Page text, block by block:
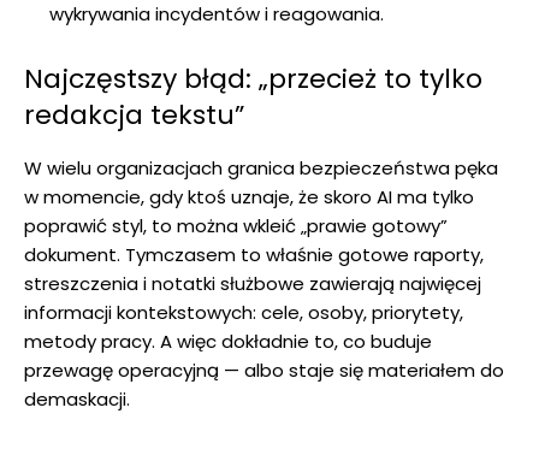
wykrywania incydentów i reagowania.
Najczęstszy błąd: „przecież to tylko
redakcja tekstu”
W wielu organizacjach granica bezpieczeństwa pęka
w momencie, gdy ktoś uznaje, że skoro AI ma tylko
poprawić styl, to można wkleić „prawie gotowy”
dokument. Tymczasem to właśnie gotowe raporty,
streszczenia i notatki służbowe zawierają najwięcej
informacji kontekstowych: cele, osoby, priorytety,
metody pracy. A więc dokładnie to, co buduje
przewagę operacyjną — albo staje się materiałem do
demaskacji.